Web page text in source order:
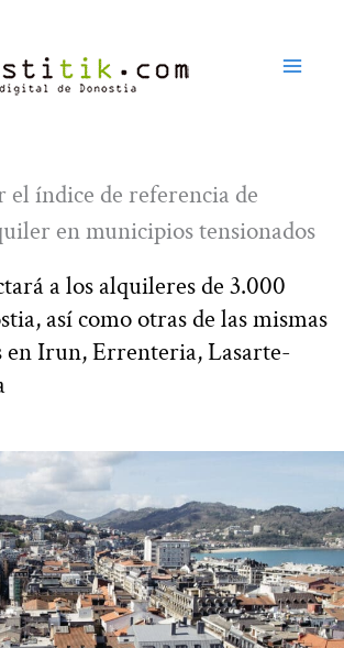
índice de referencia de
en municipios tensionados
a los alquileres de 3.000
así como otras de las mismas
en Irun, Errenteria, Lasarte-